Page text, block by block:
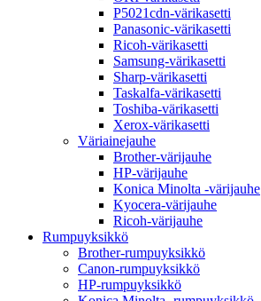
P5021cdn-värikasetti
Panasonic-värikasetti
Ricoh-värikasetti
Samsung-värikasetti
Sharp-värikasetti
Taskalfa-värikasetti
Toshiba-värikasetti
Xerox-värikasetti
Väriainejauhe
Brother-värijauhe
HP-värijauhe
Konica Minolta -värijauhe
Kyocera-värijauhe
Ricoh-värijauhe
Rumpuyksikkö
Brother-rumpuyksikkö
Canon-rumpuyksikkö
HP-rumpuyksikkö